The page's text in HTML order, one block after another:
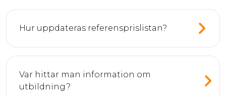
Hur uppdateras referensprislistan?
Var hittar man information om
utbildning?